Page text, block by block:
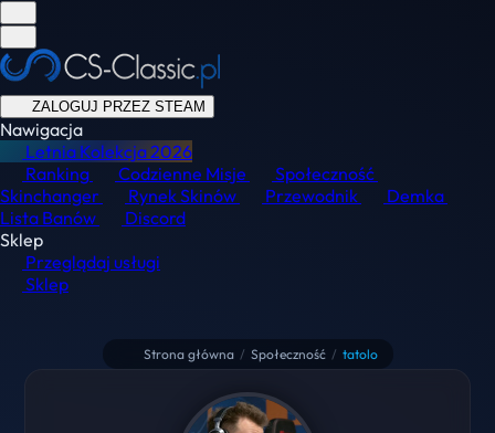
ZALOGUJ PRZEZ STEAM
Nawigacja
Letnia Kolekcja2026
Ranking
Codzienne Misje
Społeczność
Skinchanger
Rynek Skinów Przewodnik
Demka
Lista Banów
Discord
Sklep
Przeglądaj usługi
Sklep
Strona główna / Społeczność / tatolo